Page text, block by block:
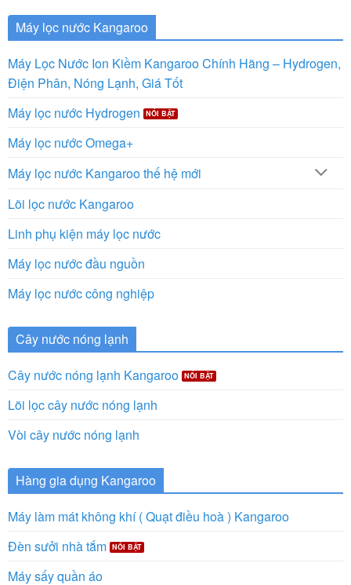
Máy lọc nước Kangaroo
Máy Lọc Nước Ion Kiềm Kangaroo Chính Hãng – Hydrogen,
Điện Phân, Nóng Lạnh, Giá Tốt
Máy lọc nước Hydrogen
Máy lọc nước Omega+
Máy lọc nước Kangaroo thế hệ mới
Lõi lọc nước Kangaroo
Linh phụ kiện máy lọc nước
Máy lọc nước đầu nguồn
Máy lọc nước công nghiệp
Cây nước nóng lạnh
Cây nước nóng lạnh Kangaroo
Lõi lọc cây nước nóng lạnh
Vòi cây nước nóng lạnh
Hàng gia dụng Kangaroo
Máy làm mát không khí ( Quạt điều hoà ) Kangaroo
Đèn sưởi nhà tắm
Máy sấy quần áo